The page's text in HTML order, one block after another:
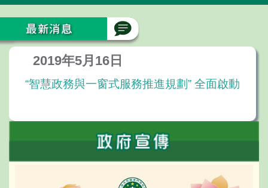
2019年5月16日
“智慧政務與一窗式服務推進規劃” 全面啟動